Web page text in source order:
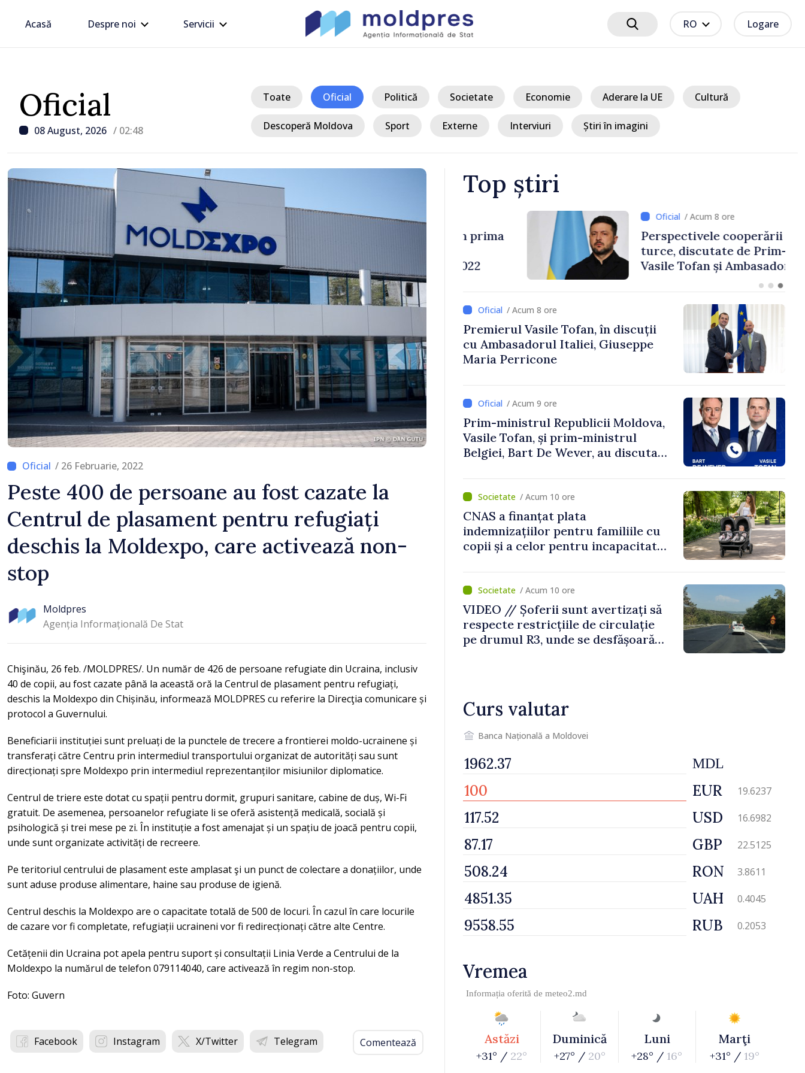
Acasă Despre noi Servicii RO Logare
Oficial
08 August, 2026 / 02:48
Toate Oficial Politică Societate Economie Aderare la UE Cultură
Descoperă Moldova Sport Externe Interviuri Știri în imagini
/ 26 Februarie, 2022
Peste 400 de persoane au fost cazate la
Centrul de plasament pentru refugiați
deschis la Moldexpo, care activează non-
stop
Moldpres
Agenția Informațională De Stat
Chişinău, 26 feb. /MOLDPRES/. Un număr de 426 de persoane refugiate din Ucraina, inclusiv
40 de copii, au fost cazate până la această oră la Centrul de plasament pentru refugiați,
deschis la Moldexpo din Chișinău, informează MOLDPRES cu referire la Direcţia comunicare și
protocol a Guvernului.
Beneficiarii instituției sunt preluați de la punctele de trecere a frontierei moldo-ucrainene și
transferați către Centru prin intermediul transportului organizat de autorități sau sunt
direcționați spre Moldexpo prin intermediul reprezentanților misiunilor diplomatice.
Centrul de triere este dotat cu spații pentru dormit, grupuri sanitare, cabine de duș, Wi-Fi
gratuit. De asemenea, persoanelor refugiate li se oferă asistență medicală, socială și
psihologică și trei mese pe zi. În instituție a fost amenajat și un spațiu de joacă pentru copii,
unde sunt organizate activități de recreere.
Pe teritoriul centrului de plasament este amplasat şi un punct de colectare a donațiilor, unde
sunt aduse produse alimentare, haine sau produse de igienă.
Centrul deschis la Moldexpo are o capacitate totală de 500 de locuri. În cazul în care locurile
de cazare vor fi completate, refugiații ucraineni vor fi redirecționați către alte Centre.
Cetățenii din Ucraina pot apela pentru suport și consultații Linia Verde a Centrului de la
Moldexpo la numărul de telefon 079114040, care activează în regim non-stop.
Foto: Guvern
Facebook Instagram X/Twitter Telegram Comentează
Top știri
/ Acum 6 ore
Zelenski a ajuns în Serbia, în prima
sa vizită în acest stat aliat
tradițional al Rusiei după 2022
/ Acum 8 ore
Perspectivele cooperării moldo-
turce, discutate de Prim-ministrul
Vasile Tofan și Ambasadorul Turciei,
Uygar Mustafa Sertel
/ Acum 8 ore
Premierul Vasile Tofan, în discuții
cu Ambasadorul Italiei, Giuseppe
Maria Perricone
/ Acum 9 ore
Prim-ministrul Republicii Moldova,
Vasile Tofan, și prim-ministrul
Belgiei, Bart De Wever, au discutat
/ Acum 10 ore
CNAS a finanțat plata
indemnizațiilor pentru familiile cu
copii și a celor pentru incapacitate
/ Acum 10 ore
VIDEO // Șoferii sunt avertizați să
respecte restricțiile de circulație
pe drumul R3, unde se desfășoară
Curs valutar
Banca Națională a Moldovei
MDL
EUR 19.6237
USD 16.6982
GBP 22.5125
RON 3.8611
UAH 0.4045
RUB 0.2053
Vremea
Informația oferită de meteo2.md
Astăzi
+31° / 22°
Duminică
+27° / 20°
Luni
+28° / 16°
Marţi
+31° / 19°